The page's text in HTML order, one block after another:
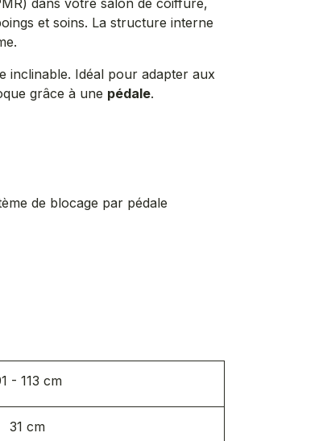
dans votre salon de coiffure,
et soins. La structure interne
inclinable. Idéal pour adapter aux
grâce à une pédale.
de blocage par pédale
- 113 cm
31 cm